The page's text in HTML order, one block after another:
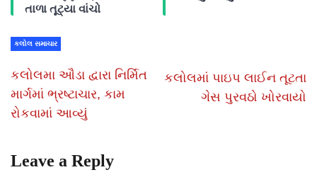
તાળા તૂટ્યા વાંચો
કલોલ સમાચાર
કલોલમા ઔડા દ્વારા નિર્મિત
માર્ગમાં ભ્રષ્ટાચાર, કામ
રોકવામાં આવ્યું
કલોલમાં પાઇપ લાઈન તૂટતા
ગેસ પુરવઠો ખોરવાયો
Leave a Reply